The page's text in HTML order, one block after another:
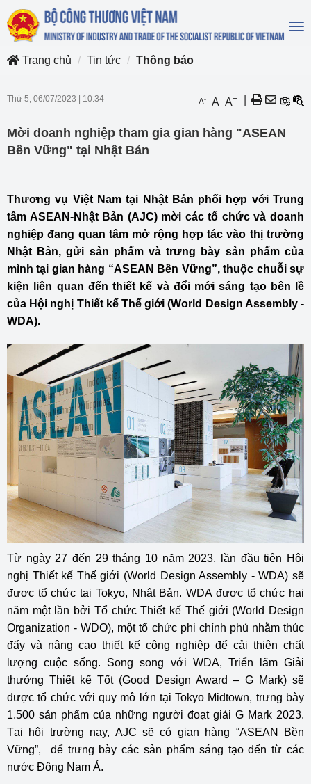
Trang chủ
Tin tức Thông báo
Thứ 5, 06/07/2023 10:34 A- A A+
Mời doanh nghiệp tham gia gian hàng "ASEAN
Bền Vững" tại Nhật Bản
Thương vụ Việt Nam tại Nhật Bản phối hợp với Trung
tâm ASEAN-Nhật Bản (AJC) mời các tổ chức và doanh
nghiệp đang quan tâm mở rộng hợp tác vào thị trường
Nhật Bản, gửi sản phẩm và trưng bày sản phẩm của
mình tại gian hàng “ASEAN Bền Vững”, thuộc chuỗi sự
kiện liên quan đến thiết kế và đổi mới sáng tạo bên lề
của Hội nghị Thiết kế Thế giới (World Design Assembly -
WDA).
Từ ngày 27 đến 29 tháng 10 năm 2023, lần đầu tiên Hội
nghị Thiết kế Thế giới (World Design Assembly - WDA) sẽ
được tổ chức tại Tokyo, Nhật Bản. WDA được tổ chức hai
năm một lần bởi Tổ chức Thiết kế Thế giới (World Design
Organization - WDO), một tổ chức phi chính phủ nhằm thúc
đẩy và nâng cao thiết kế công nghiệp để cải thiện chất
lượng cuộc sống. Song song với WDA, Triển lãm Giải
thưởng Thiết kế Tốt (Good Design Award – G Mark) sẽ
được tổ chức với quy mô lớn tại Tokyo Midtown, trưng bày
1.500 sản phẩm của những người đoạt giải G Mark 2023.
Tại hội trường nay, AJC sẽ có gian hàng “ASEAN Bền
Vững”, để trưng bày các sản phẩm sáng tạo đến từ các
nước Đông Nam Á.